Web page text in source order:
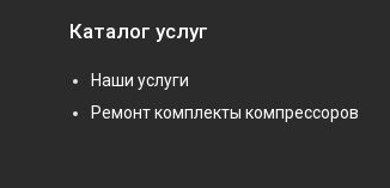
Каталог услуг
Наши услуги
Ремонт комплекты компрессоров